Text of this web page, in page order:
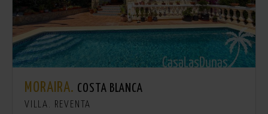
MORAIRA. COSTA BLANCA
VILLA. REVENTA